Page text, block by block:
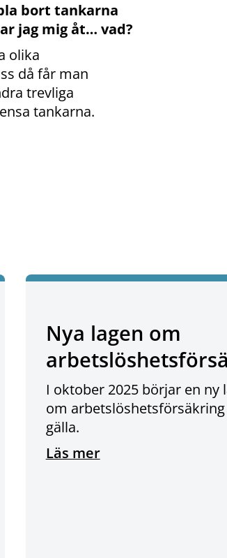
bort tankarna
jag mig åt… vad?
olika
då får man
trevliga
tankarna.
Nya lagen om
I oktober 2025 börjar en ny
om
gälla.
Läs mer